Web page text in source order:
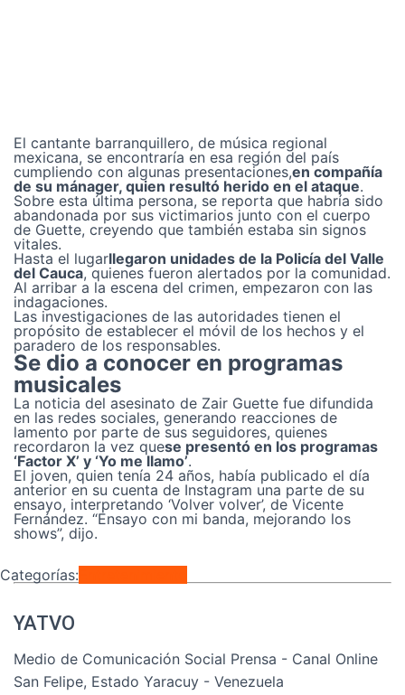
El cantante barranquillero, de música regional
mexicana, se encontraría en esa región del país
cumpliendo con algunas presentaciones,en compañía
de su mánager, quien resultó herido en el ataque.
Sobre esta última persona, se reporta que habría sido
abandonada por sus victimarios junto con el cuerpo
de Guette, creyendo que también estaba sin signos
vitales.
Hasta el lugarllegaron unidades de la Policía del Valle
del Cauca, quienes fueron alertados por la comunidad.
Al arribar a la escena del crimen, empezaron con las
indagaciones.
Las investigaciones de las autoridades tienen el
propósito de establecer el móvil de los hechos y el
paradero de los responsables.
Se dio a conocer en programas
musicales
La noticia del asesinato de Zair Guette fue difundida
en las redes sociales, generando reacciones de
lamento por parte de sus seguidores, quienes
recordaron la vez quese presentó en los programas
‘Factor X’ y ‘Yo me llamo’.
El joven, quien tenía 24 años, había publicado el día
anterior en su cuenta de Instagram una parte de su
ensayo, interpretando ‘Volver volver’, de Vicente
Fernández. “Ensayo con mi banda, mejorando los
shows”, dijo.
Categorías:
YATVO
Medio de Comunicación Social Prensa - Canal Online
San Felipe, Estado Yaracuy - Venezuela